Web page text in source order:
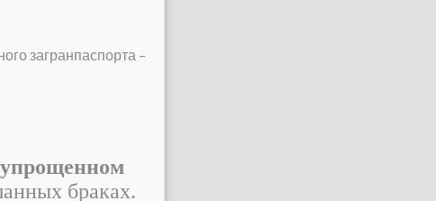
загранпаспорта –
браках.